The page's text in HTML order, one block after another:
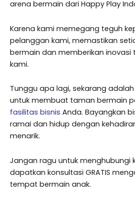
arena bermain dari Happy Play
Karena kami memegang teguh
pelanggan kami, memastikan
bermain dan memberikan inovasi
kami.
Tunggu apa lagi, sekarang
untuk membuat taman bermain
fasilitas bisnis Anda. Bayangkan
ramai dan hidup dengan
menarik.
Jangan ragu untuk menghubungi
dapatkan konsultasi GRATIS
tempat bermain anak.